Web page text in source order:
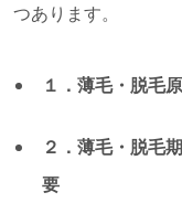
つあります。
１．薄毛・脱毛
２．薄毛・脱毛
要